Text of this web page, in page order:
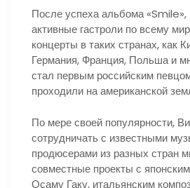
После успеха альбома «Smile»,
активные гастроли по всему
концерты в таких странах, как
Германия, Франция, Польша и
стал первым российским
проходили на американской
По мере своей популярности,
сотрудничать с известными
продюсерами из разных стран
совместные проекты с
Осаму Гаку, итальянским